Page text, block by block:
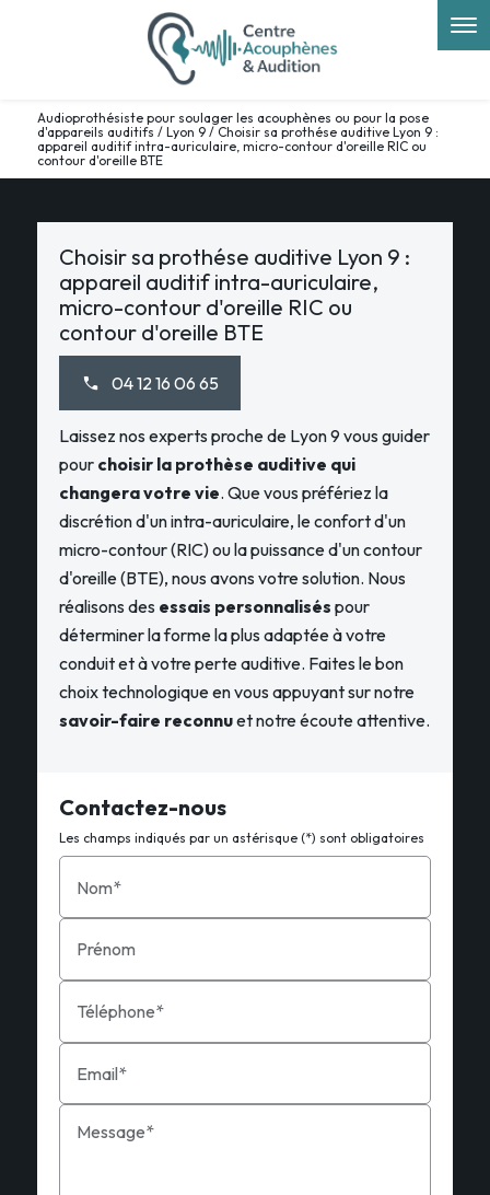
Audioprothésiste pour soulager les acouphènes ou pour la pose
d'appareils auditifs / Lyon 9 / Choisir sa prothése auditive Lyon 9 :
appareil auditif intra-auriculaire, micro-contour d'oreille RIC ou
contour d'oreille BTE
Choisir sa prothése auditive Lyon 9 :
appareil auditif intra-auriculaire,
micro-contour d'oreille RIC ou
contour d'oreille BTE
04 12 16 06 65
Laissez nos experts proche de Lyon 9 vous guider
pour choisir la prothèse auditive qui
changera votre vie. Que vous préfériez la
discrétion d'un intra-auriculaire, le confort d'un
micro-contour (RIC) ou la puissance d'un contour
d'oreille (BTE), nous avons votre solution. Nous
réalisons des essais personnalisés pour
déterminer la forme la plus adaptée à votre
conduit et à votre perte auditive. Faites le bon
choix technologique en vous appuyant sur notre
savoir-faire reconnuet notre écoute attentive.
Contactez-nous
Les champs indiqués par un astérisque (*) sont obligatoires
Nom*
Prénom
Téléphone*
Email*
Message*
Panneau de gestion des cookies